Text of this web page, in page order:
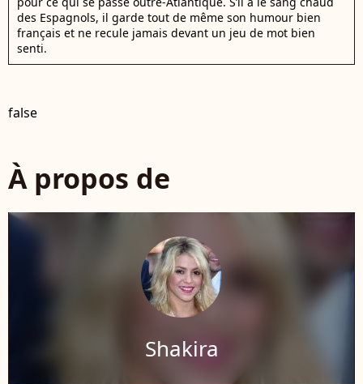
des Espagnols, il garde tout de même son humour bien
français et ne recule jamais devant un jeu de mot bien
senti.
false
À propos de
Shakira